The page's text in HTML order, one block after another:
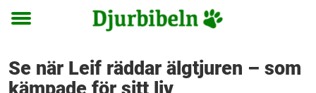
Toggle
Se när Leif räddar älgtjuren – som